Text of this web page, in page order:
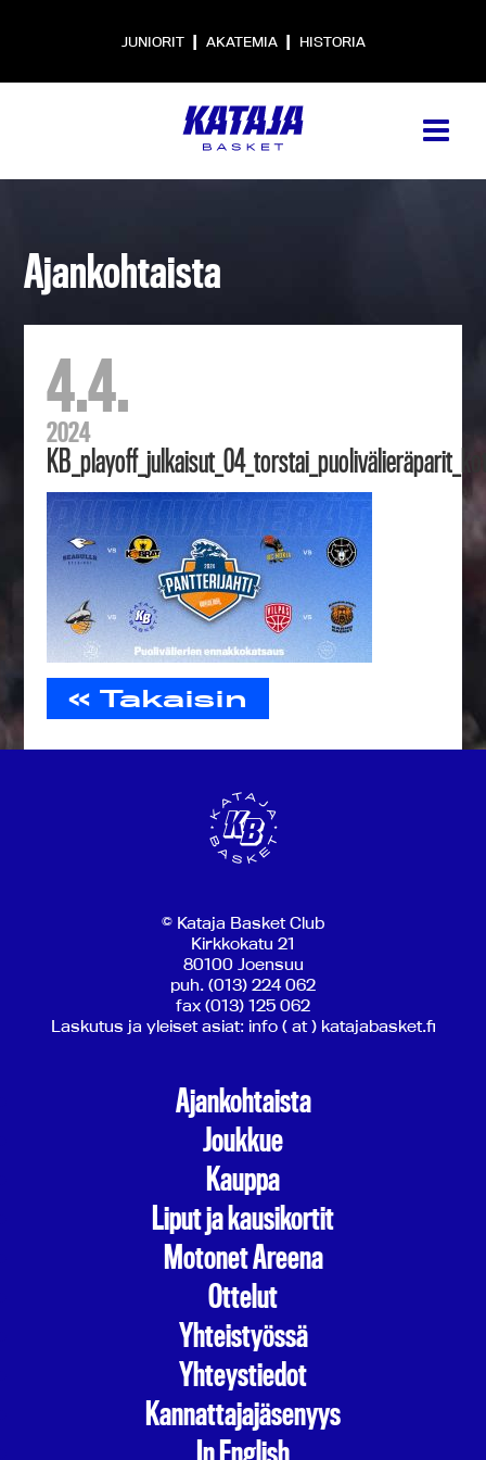
JUNIORIT | AKATEMIA | HISTORIA
Ajankohtaista
4.4.
2024
« Takaisin
© Kataja Basket Club
Kirkkokatu 21
80100 Joensuu
puh. (013) 224 062
fax (013) 125 062
Laskutus ja yleiset asiat: info ( at ) katajabasket.fi
Ajankohtaista
Joukkue
Kauppa
Liput ja kausikortit
Motonet Areena
Ottelut
Yhteistyössä
Yhteystiedot
Kannattajajäsenyys